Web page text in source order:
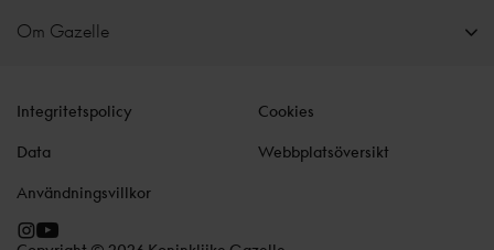
Om Gazelle
Integritetspolicy Cookies
Data Webbplatsöversikt
Användningsvillkor